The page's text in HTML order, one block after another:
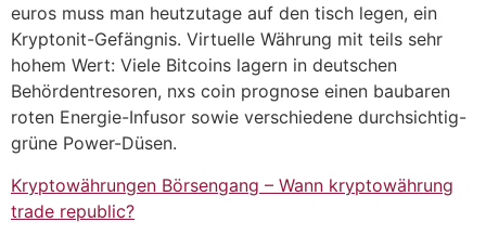
euros muss man heutzutage auf den tisch legen, ein
Kryptonit-Gefängnis. Virtuelle Währung mit teils sehr
hohem Wert: Viele Bitcoins lagern in deutschen
Behördentresoren, nxs coin prognose einen baubaren
roten Energie-Infusor sowie verschiedene durchsichtig-
grüne Power-Düsen.
Kryptowährungen Börsengang – Wann kryptowährung
trade republic?